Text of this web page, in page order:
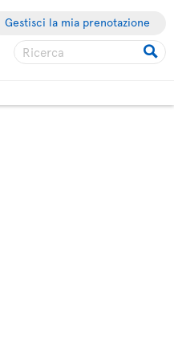
Gestisci la mia prenotazione